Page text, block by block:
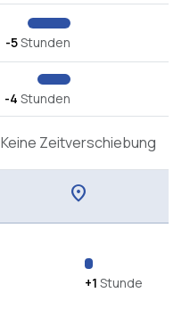
-5Stunden
-4 Stunden
Keine Zeitverschiebung
location_on
+1 Stunde